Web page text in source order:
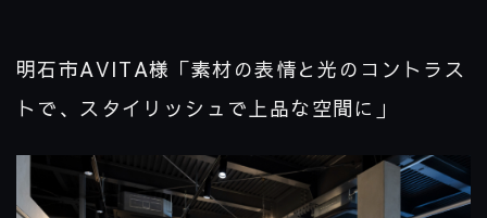
明石市AVITA様「素材の表情と光のコントラス
トで、スタイリッシュで上品な空間に」
t